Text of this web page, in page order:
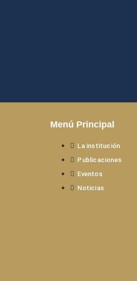
Menú Principal
La institución
Publicaciones
Eventos
Noticias